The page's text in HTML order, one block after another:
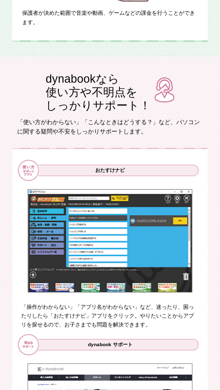
保護者が決めた範囲で音楽や動画、ゲームなどの課金を行うことができ
ます。
dynabookなら
使い方や不明点を
しっかりサポート！
「使い方がわからない」「こんなときはどうする？」など、 パソコン
に関する疑問や不安をしっかりサポートします。
おたすけナビ
「操作がわからない」「アプリ名がわからない」など、迷ったり、困っ
たりしたら「おたすけナビ」アプリをクリック。やりたいことからアプ
リを探せるので、お子さまでも問題を解決できます。
dynabook サポート